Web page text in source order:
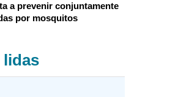
a prevenir conjuntamente
por mosquitos
lidas